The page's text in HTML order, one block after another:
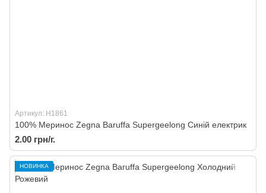
Артикул: H1861
100% Меринос Zegna Baruffa Supergeelong Синій електрик
2.00 грн/г.
НОВИНКА